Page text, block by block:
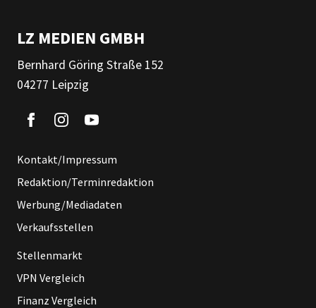
LZ MEDIEN GMBH
Bernhard Göring Straße 152
04277 Leipzig
Kontakt/Impressum
Redaktion/Terminredaktion
Werbung/Mediadaten
Verkaufsstellen
Stellenmarkt
VPN Vergleich
Finanz Vergleich